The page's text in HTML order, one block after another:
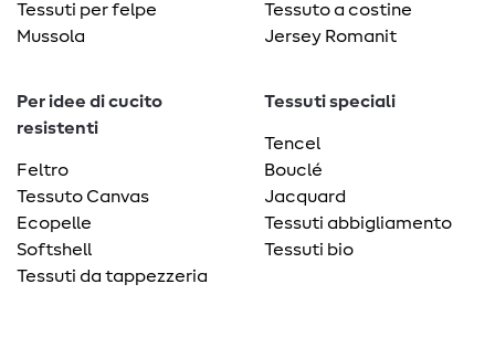
Tessuti per felpe
Mussola
Tessuto a costine
Jersey Romanit
Per idee di cucito
resistenti
Feltro
Tessuto Canvas
Ecopelle
Softshell
Tessuti da tappezzeria
Tessuti speciali
Tencel
Bouclé
Jacquard
Tessuti abbigliamento
Tessuti bio